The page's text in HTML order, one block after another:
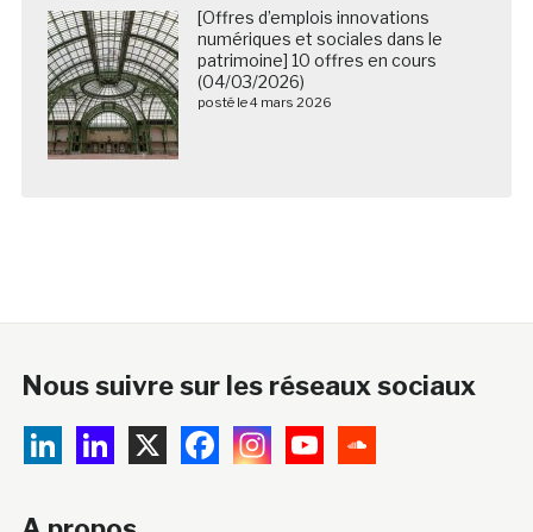
[Offres d’emplois innovations
numériques et sociales dans le
patrimoine] 10 offres en cours
(04/03/2026)
posté le 4 mars 2026
Nous suivre sur les réseaux sociaux